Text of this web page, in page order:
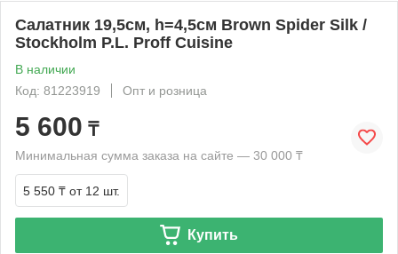
Салатник 19,5см, h=4,5см Brown Spider Silk /
Stockholm P.L. Proff Cuisine
В наличии
Код: 81223919
Опт и розница
5 600 ₸
Минимальная сумма заказа на сайте — 30 000 ₸
5 550 ₸ от 12 шт.
Купить